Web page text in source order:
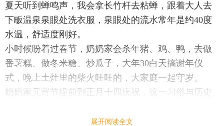
夏天听到蝉鸣声，我会拿长竹杆去粘蝉，跟着大人去
下畈温泉泉眼处洗衣服，泉眼处的流水常年是约40度
水温，舒适度刚好。
小时候盼着过春节，奶奶家会杀年猪、鸡、鸭，去做
番薯糕、做冬米糖、炒瓜子，大年30白天搞谢年仪
式，晚上土灶里的柴火旺旺的，大家庭一起守岁。
奶奶家元宵节提前到正月十四庆祝，这一习俗与历史
展开阅读全文